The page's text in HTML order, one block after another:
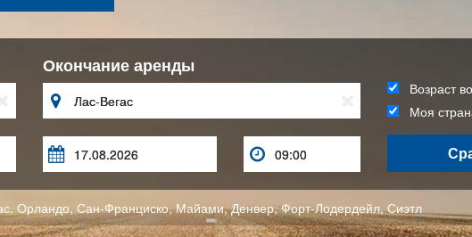
Окончание аренды

 
Возраст
Моя
, Орландо, Сан-Франциско,Майами,Денвер,Форт-Лодердейл,Сиэтл